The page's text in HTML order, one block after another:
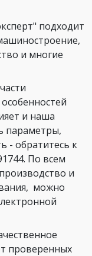
подходит
и многие
и наша
параметры,
- обратитесь к
По всем
и
можно
проверенных